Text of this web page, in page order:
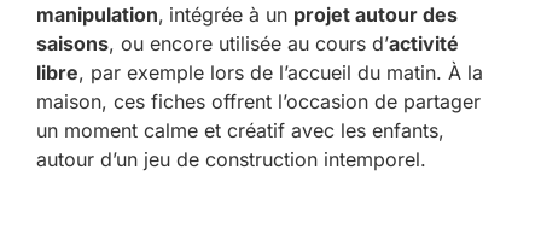
manipulation, intégrée à un projet autour des
saisons, ou encore utilisée au cours d’activité
libre, par exemple lors de l’accueil du matin. À la
maison, ces fiches offrent l’occasion de partager
un moment calme et créatif avec les enfants,
autour d’un jeu de construction intemporel.